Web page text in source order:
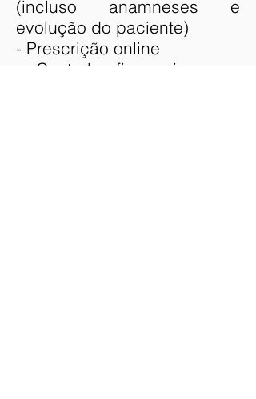
(incluso anamneses e
evolução do paciente)
- Prescrição online
- Controle financeiro com